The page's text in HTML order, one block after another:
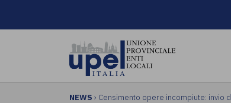
NEWS › Censimento opere incompiute: invio